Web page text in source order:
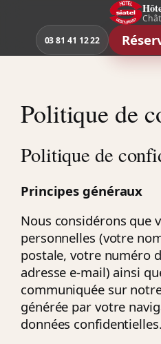
contenu03 81 41 12 22
Politique de
Politique de
Principes généraux
Nous considérons que
personnelles (votre
postale, votre numéro
adresse e-mail) ainsi
communiquée sur
générée par votre
données confidentielles.